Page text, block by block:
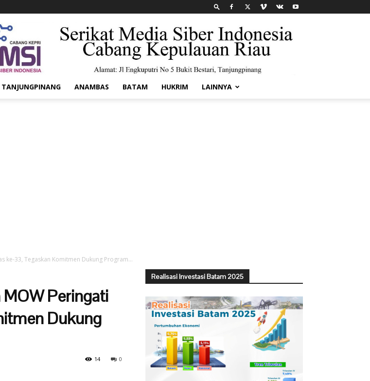
TANJUNGPINANG ANAMBAS BATAM HUKRIM LAINNYA
ke-33, Tegaskan Komitmen Dukung Program...
Peringati
Dukung
0
14
Realisasi Investasi Batam 2025